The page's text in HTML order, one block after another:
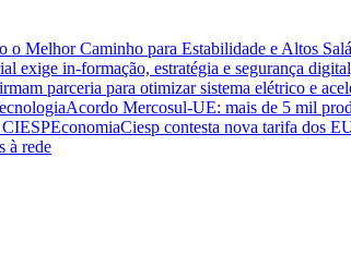
o Melhor Caminho para Estabilidade e Altos
exige in-formação, estratégia e segurança
parceria para otimizar sistema elétrico e
Acordo Mercosul-UE: mais de 5 mil
EconomiaCiesp contesta nova tarifa dos
à rede